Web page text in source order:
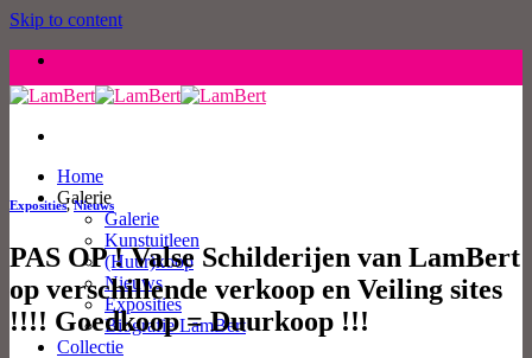
Skip to content
Home
Galerie
Galerie
Kunstuitleen
(Huur)koop
Nieuws
Exposities
Biografie LamBert
Collectie
Exposities,Nieuws
PAS OP ! Valse Schilderijen van LamBert
op verschillende verkoop en Veiling sites
!!!! Goedkoop = Duurkoop !!!